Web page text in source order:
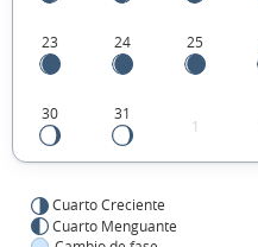
23 24 25
30 31
1
Cuarto Creciente
Cuarto Menguante